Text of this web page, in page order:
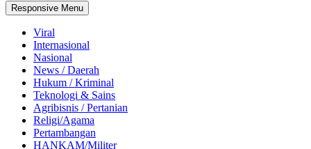
Responsive Menu
Viral
Internasional
Nasional
News / Daerah
Hukum / Kriminal
Teknologi & Sains
Agribisnis / Pertanian
Religi/Agama
Pertambangan
HANKAM/Militer